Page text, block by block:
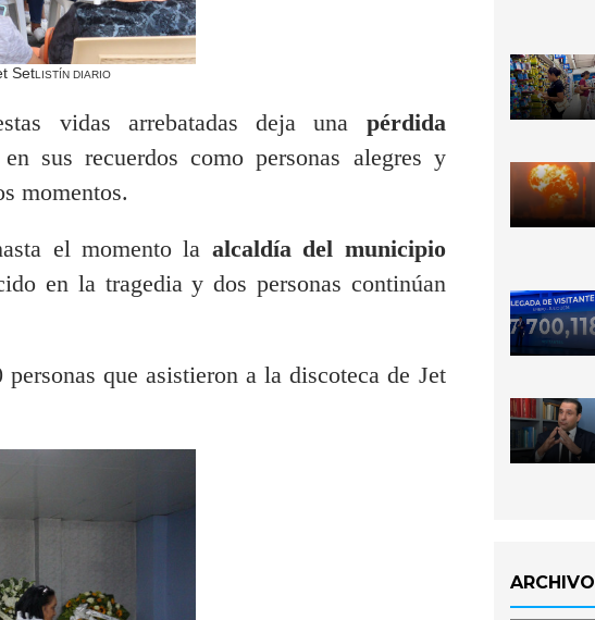
SetLISTÍN DIARIO
vidas arrebatadas deja una pérdida
sus recuerdos como personas alegres y
momentos.
el momento la alcaldía del municipio
en la tragedia y dos personas continúan
que asistieron a la discoteca de Jet
ARCHIVO